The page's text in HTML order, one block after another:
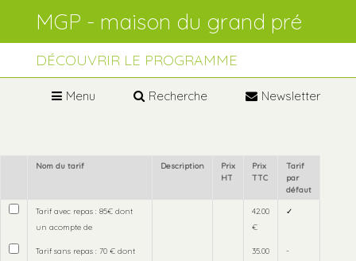
Aller
navigation
personnels
DÉCOUVRIR LE PROGRAMME
Menu Recherche Newsletter
Nom du tarif Description
Prix
HT
Prix
TTC
Tarif
par
défaut
Tarif avec repas : 85€ dont
un acompte de
42.00
€
✓
Tarif sans repas : 70 € dont
35.00
-